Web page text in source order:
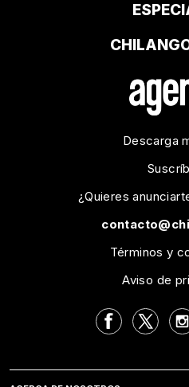
Descarga
¿Quieres
Términos y
Aviso de